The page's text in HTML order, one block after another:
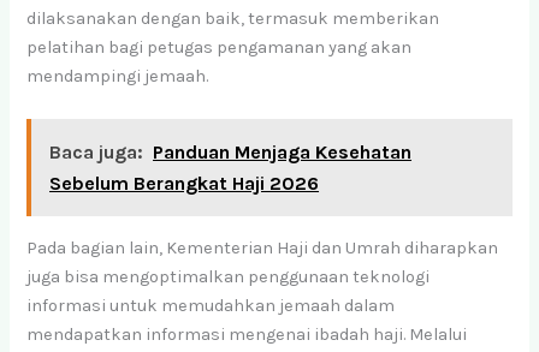
dilaksanakan dengan baik, termasuk memberikan
pelatihan bagi petugas pengamanan yang akan
mendampingi jemaah.
Baca juga: Panduan Menjaga Kesehatan
Sebelum Berangkat Haji 2026
Pada bagian lain, Kementerian Haji dan Umrah diharapkan
juga bisa mengoptimalkan penggunaan teknologi
informasi untuk memudahkan jemaah dalam
mendapatkan informasi mengenai ibadah haji. Melalui